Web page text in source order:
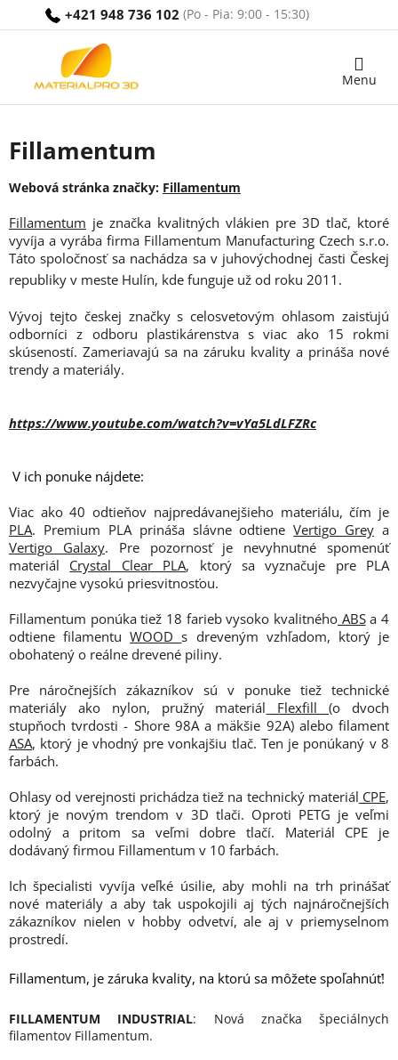
+421 948 736 102
Nákupný
Fillamentum
Webová stránka značky: Fillamentum
Fillamentum je značka kvalitných vlákien pre 3D tlač, ktoré
vyvíja a vyrába firma Fillamentum Manufacturing Czech s.r.o.
Táto spoločnosť sa nachádza sa v juhovýchodnej časti Českej
republiky v meste Hulín, kde funguje už od roku 2011.
Vývoj tejto českej značky s celosvetovým ohlasom zaisťujú
odborníci z odboru plastikárenstva s viac ako 15 rokmi
skúseností. Zameriavajú sa na záruku kvality a prináša nové
trendy a materiály.
https://www.youtube.com/watch?v=vYa5LdLFZRc
V ich ponuke nájdete:
Viac ako 40 odtieňov najpredávanejšieho materiálu, čím je
PLA. Premium PLA prináša slávne odtieneVertigo Grey a
Vertigo Galaxy. Pre pozornosť je nevyhnutné spomenúť
materiál Crystal Clear PLA, ktorý sa vyznačuje pre PLA
nezvyčajne vysokú priesvitnosťou.
Fillamentum ponúka tiež 18 farieb vysoko kvalitného ABSa 4
odtiene filamentuWOODs dreveným vzhľadom, ktorý je
obohatený o reálne drevené piliny.
Pre náročnejších zákazníkov sú v ponuke tiež technické
materiály ako nylon, pružný materiál Flexfill(o dvoch
stupňoch tvrdosti - Shore 98A a mäkšie 92A) alebo filament
ASA, ktorý je vhodný pre vonkajšiu tlač. Ten je ponúkaný v 8
farbách.
Ohlasy od verejnosti prichádza tiež na technický materiál CPE,
ktorý je novým trendom v 3D tlači. Oproti PETG je veľmi
odolný a pritom sa veľmi dobre tlačí. Materiál CPE je
dodávaný firmou Fillamentum v 10 farbách.
Ich špecialisti vyvíja veľké úsilie, aby mohli na trh prinášať
nové materiály a aby tak uspokojili aj tých najnáročnejších
zákazníkov nielen v hobby odvetví, ale aj v priemyselnom
prostredí.
Fillamentum, je záruka kvality, na ktorú sa môžete spoľahnúť!
FILLAMENTUM INDUSTRIAL: Nová značka špeciálnych
filamentov Fillamentum.